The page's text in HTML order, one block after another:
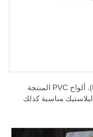
صمم خط بثق ألواح البلاستيك بشكل أساسي لإنتاج الألواح المختلفة من مواد البي في سي (PVC). ألواح PVC المنتجة
مناسبة كذلك